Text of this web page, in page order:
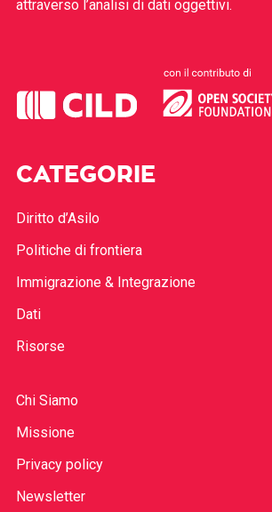
attraverso l’analisi di dati oggettivi.
CATEGORIE
Diritto d’Asilo
Politiche di frontiera
Immigrazione & Integrazione
Dati
Risorse
Chi Siamo
Missione
Privacy policy
Newsletter